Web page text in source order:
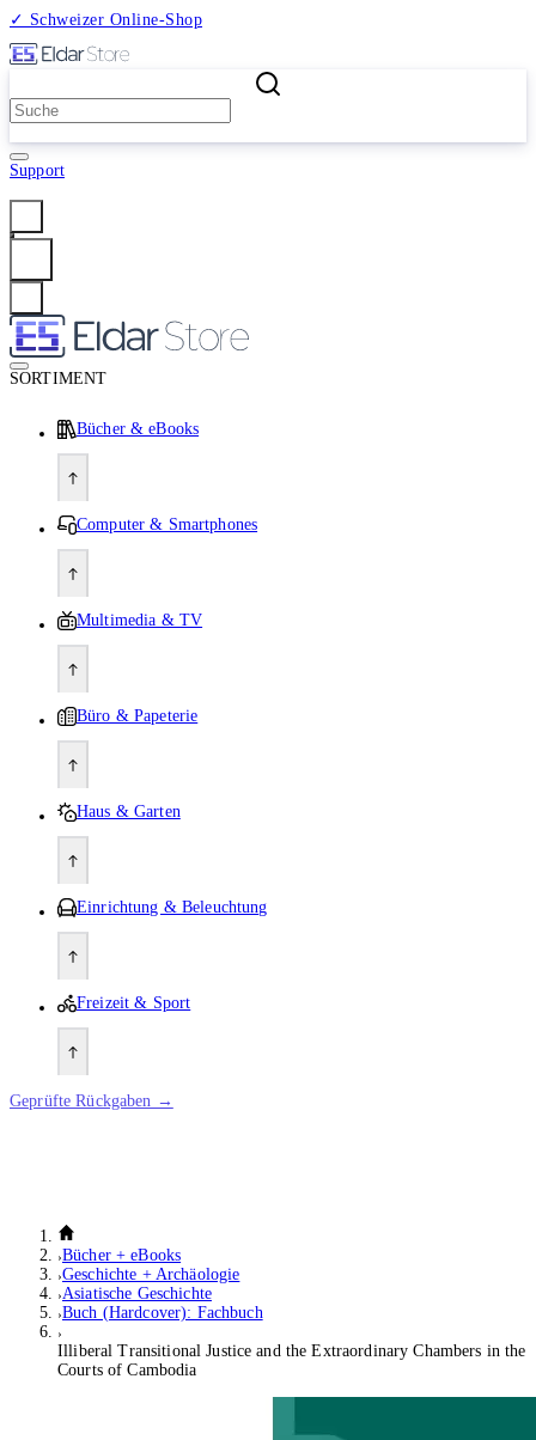
✓ Schweizer Online-Shop
Support
SORTIMENT
Bücher & eBooks
Computer & Smartphones
Multimedia & TV
Büro & Papeterie
Haus & Garten
Einrichtung & Beleuchtung
Freizeit & Sport
Geprüfte Rückgaben →
Bücher + eBooks
Geschichte + Archäologie
Asiatische Geschichte
Buch (Hardcover): Fachbuch
Illiberal Transitional Justice and the Extraordinary Chambers in the
Courts of Cambodia